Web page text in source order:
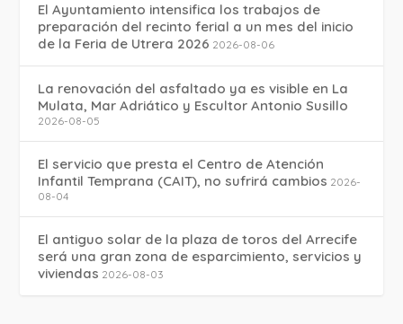
El Ayuntamiento intensifica los trabajos de
preparación del recinto ferial a un mes del inicio
de la Feria de Utrera 2026 2026-08-06
La renovación del asfaltado ya es visible en La
Mulata, Mar Adriático y Escultor Antonio Susillo
2026-08-05
El servicio que presta el Centro de Atención
Infantil Temprana (CAIT), no sufrirá cambios 2026-
08-04
El antiguo solar de la plaza de toros del Arrecife
será una gran zona de esparcimiento, servicios y
viviendas 2026-08-03